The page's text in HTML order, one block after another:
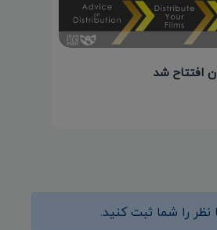
افتتاح شد
نظر را شما ثبت کنید.